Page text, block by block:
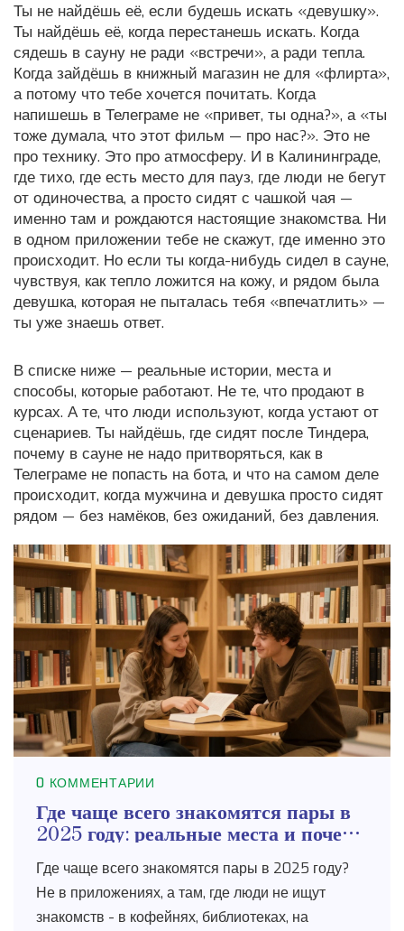
Ты не найдёшь её, если будешь искать «девушку».
Ты найдёшь её, когда перестанешь искать. Когда
сядешь в сауну не ради «встречи», а ради тепла.
Когда зайдёшь в книжный магазин не для «флирта»,
а потому что тебе хочется почитать. Когда
напишешь в Телеграме не «привет, ты одна?», а «ты
тоже думала, что этот фильм — про нас?». Это не
про технику. Это про атмосферу. И в Калининграде,
где тихо, где есть место для пауз, где люди не бегут
от одиночества, а просто сидят с чашкой чая —
именно там и рождаются настоящие знакомства. Ни
в одном приложении тебе не скажут, где именно это
происходит. Но если ты когда-нибудь сидел в сауне,
чувствуя, как тепло ложится на кожу, и рядом была
девушка, которая не пыталась тебя «впечатлить» —
ты уже знаешь ответ.
В списке ниже — реальные истории, места и
способы, которые работают. Не те, что продают в
курсах. А те, что люди используют, когда устают от
сценариев. Ты найдёшь, где сидят после Тиндера,
почему в сауне не надо притворяться, как в
Телеграме не попасть на бота, и что на самом деле
происходит, когда мужчина и девушка просто сидят
рядом — без намёков, без ожиданий, без давления.
0 КОММЕНТАРИИ
Где чаще всего знакомятся пары в
2025 году: реальные места и почему
Где чаще всего знакомятся пары в 2025 году?
Не в приложениях, а там, где люди не ищут
знакомств - в кофейнях, библиотеках, на